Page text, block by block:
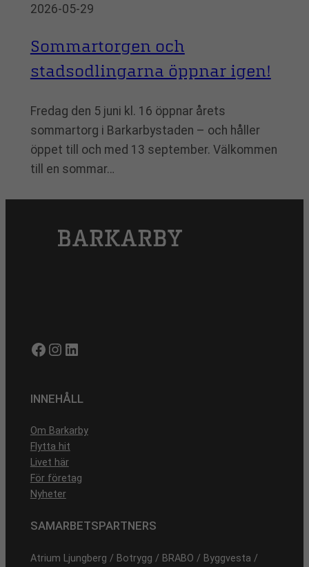
2026-05-29
Sommartorgen och
stadsodlingarna öppnar igen!
Fredag den 5 juni kl. 16 öppnar årets
sommartorg i Barkarbystaden – och håller
öppet till och med 13 september. Välkommen
till en sommar…
Facebook Instagram LinkedIn
INNEHÅLL
Om Barkarby
Flytta hit
Livet här
För företag
Nyheter
SAMARBETSPARTNERS
Atrium Ljungberg / Botrygg / BRABO / Byggvesta /